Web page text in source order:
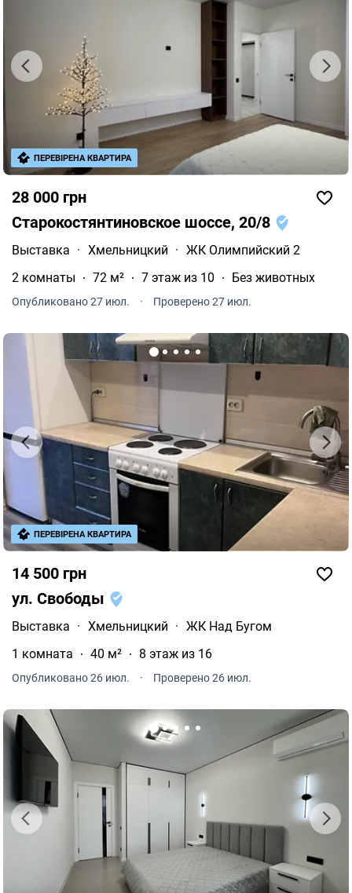
28 000 грн
Старокостянтиновское шоссе, 20/8
Выставка · Хмельницкий · ЖК Олимпийский 2
2 комнаты
72 м² 7 этаж из 10 Без животных
Опубликовано 27 июл. · Проверено 27 июл.
ПЕРЕВІРЕНА КВАРТИРА
14 500 грн
ул. Свободы
Выставка · Хмельницкий · ЖК Над Бугом
1 комната
40 м² 8 этаж из 16
Опубликовано 26 июл. · Проверено 26 июл.
ПЕРЕВІРЕНА КВАРТИРА